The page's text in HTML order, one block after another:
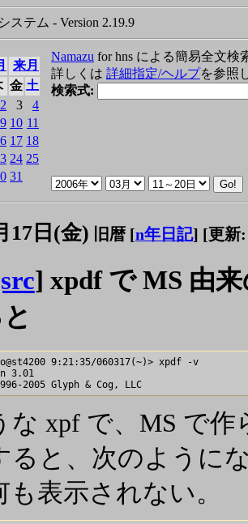
ステム - Version 2.19.9
来月
金 土
2 3
4
9 10 11
17 18
24 25
31
Namazu for hns による簡易全文検
詳しくは 詳細指定/ヘルプを参照
検索式:
17日(金) 旧暦 [n年日記] [更新
] xpdf で MS 由
9:21:35/060317(~)> xpdf -v
3.01
な xpf で、MS で作
ると、次のように
も表示されない。